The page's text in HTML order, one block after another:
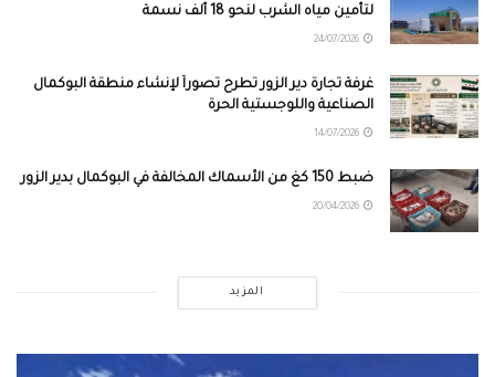
لتأمين مياه الشرب لنحو 18 ألف نسمة
غرفة تجارة دير الزور تطرح تصوراً لإنشاء منطقة البوكمال
الصناعية واللوجستية الحرة
ضبط 150 كغ من الأسماك المخالفة في البوكمال بدير الزور
المزيد